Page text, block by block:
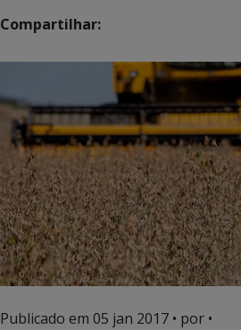
Compartilhar:
Publicado em 05 jan 2017 • por •